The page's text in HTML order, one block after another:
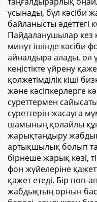
ұсынады, бұл кәсіби
байланысты әдеттегі
Пайдаланушылар кез
минут ішінде кәсіби
айналдыра алады, ол
кеңістікте үйрену
қолжетімділік кіші
және кәсіпкерлерге
суреттермен
суреттерін жасауға
шамының қолайлы
жарықтандыру
артықшылық болып
бірнеше жарық көзі,
фон жүйелеріне
қажет етеді. Бір
жабдықтың орнын